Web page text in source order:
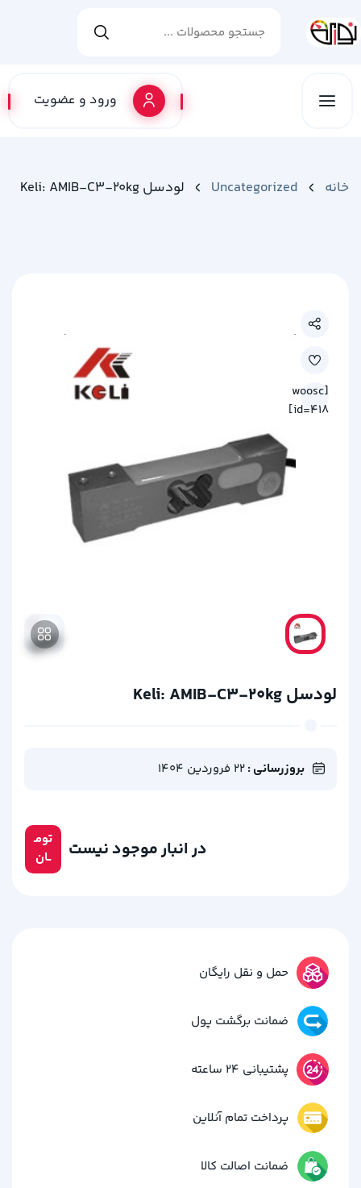
ورود و عضویت
خانه Uncategorized لودسل Keli: AMIB-C3-20kg
[woosc
id=418]
لودسل Keli: AMIB-C3-20kg
بروزرسانی :22 فروردین 1404
تومـ
ــان
در انبار موجود نیست
حمل و نقل رایگان
ضمانت برگشت پول
پشتیبانی 24 ساعته
پرداخت تمام آنلاین
ضمانت اصالت کالا